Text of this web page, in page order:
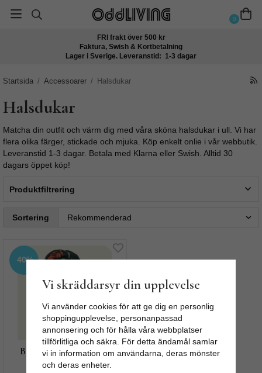
0
FRI frakt över 500 kr
Faktura, Swish & Kortbetalning
Lager i Sverige. Leveranstid: 1-3 dagar
Startsida / Accessoarer / Halsdukar
Halsdukar
Matcha din outfit och värm dig med våra sköna halsdukar i ull. Vi har
flera olika färger, stickade och mjuka. Köp enkelt onlie i vår webbutik.
Leveranstid 1-3 dagar. Betala med Klarna eller Swish. Alltid 30
dagars öppet köp!
Produktfiltrering
Sortering
40%
Blommig sjal, Foulard
Marisol
Vi skräddarsyr din upplevelse
Vi använder cookies för att ge dig en personlig
shoppingupplevelse, personanpassad
annonsering och för hålla våra webbplatser
tillförlitliga och säkra. För detta ändamål samlar
vi in information om användarna, deras mönster
och deras enheter.